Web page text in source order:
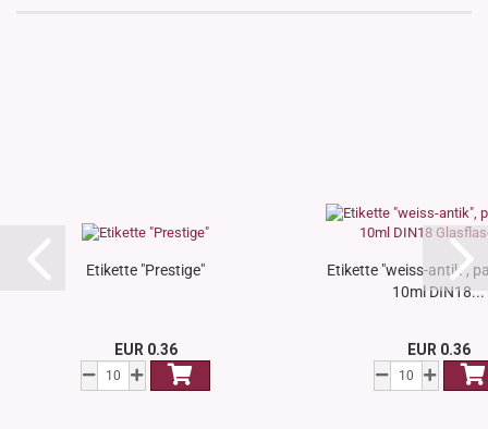
Etikette "Prestige"
EUR 0.36
Etikette "weiss-antik",
10ml DIN18...
EUR 0.36